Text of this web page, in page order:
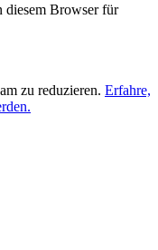
diesem Browser für
zu reduzieren. Erfahre,